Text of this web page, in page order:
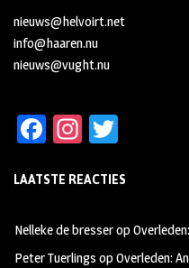
nieuws@helvoirt.net
info@haaren.nu
nieuws@vught.nu
Fa
b
oo
k
In
ag
m
tt
LAATSTE REACTIES
Nelleke de bresserop
Peter Tuerlings opOverleden: